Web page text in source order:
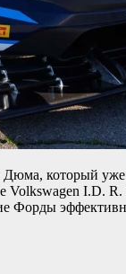
Дюма, который
Volkswagen I.D.
Форды